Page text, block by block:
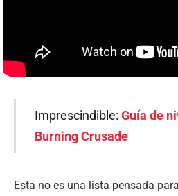
Imprescindible: Guía de
Burning Crusade
Esta no es una lista pensada